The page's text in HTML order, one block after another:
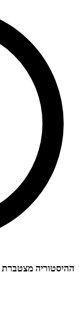
ההיסטוריה מצטברת